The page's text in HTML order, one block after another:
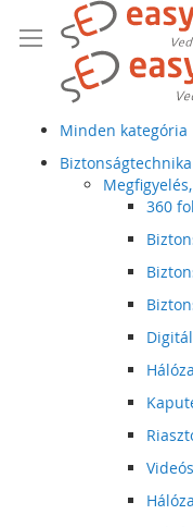
Minden kategória
Biztonságtechnika
360